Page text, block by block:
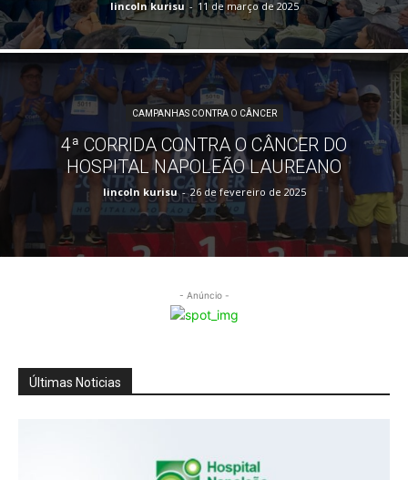
lincoln kurisu - 11 de março de 2025
CAMPANHAS CONTRA O CÂNCER
4ª CORRIDA CONTRA O CÂNCER DO
HOSPITAL NAPOLEÃO LAUREANO
lincoln kurisu - 26 de fevereiro de 2025
- Anúncio -
Últimas Noticias